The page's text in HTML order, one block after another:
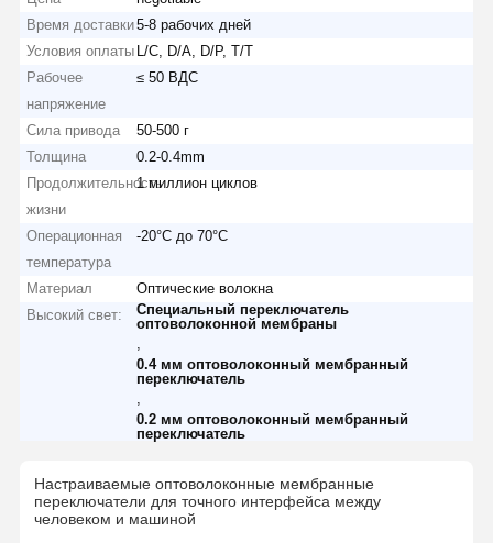
Время доставки5-8 рабочих дней
Условия оплаты L/C, D/A, D/P, T/T
Рабочее
напряжение
≤ 50 ВДС
Сила привода
50-500 г
Толщина
0.2-0.4mm
Продолжительность
жизни
1 миллион циклов
Операционная
температура
-20°C до 70°C
Материал
Оптические волокна
Высокий свет:
Специальный переключатель
оптоволоконной мембраны
0.4 мм оптоволоконный мембранный
переключатель
0.2 мм оптоволоконный мембранный
переключатель
Настраиваемые оптоволоконные мембранные
переключатели для точного интерфейса между
человеком и машиной